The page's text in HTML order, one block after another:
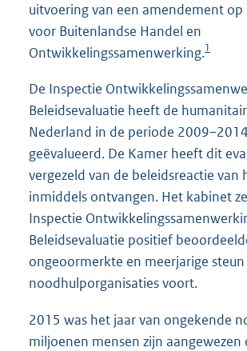
uitvoering van een amendement
voor Buitenlandse Handel en
Ontwikkelingssamenwerking.1
De Inspectie
Beleidsevaluatie heeft de
Nederland in de periode
geëvalueerd. De Kamer heeft dit
vergezeld van de beleidsreactie van
inmiddels ontvangen. Het kabinet
Inspectie
Beleidsevaluatie positief
ongeoormerkte en meerjarige steun
noodhulporganisaties voort.
2015 was het jaar van ongekende
miljoenen mensen zijn